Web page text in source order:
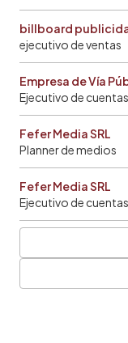
billboard
ejecutivo de ventas
Empresa de Vía
Ejecutivo de cuentas
Fefer Media SRL
Planner de medios
Fefer Media SRL
Ejecutivo de cuentas